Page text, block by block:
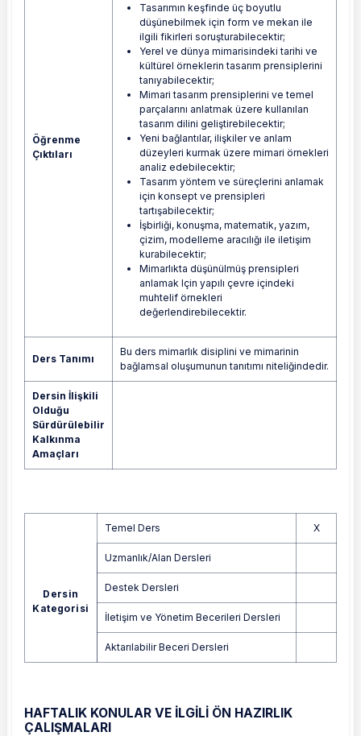
Öğrenme
Çıktıları
Tasarımın keşfinde üç boyutlu
düşünebilmek için form ve mekan ile
ilgili fikirleri soruşturabilecektir;
Yerel ve dünya mimarisindeki tarihi ve
kültürel örneklerin tasarım prensiplerini
tanıyabilecektir;
Mimari tasarım prensiplerini ve temel
parçalarını anlatmak üzere kullanılan
tasarım dilini geliştirebilecektir;
Yeni bağlantılar, ilişkiler ve anlam
düzeyleri kurmak üzere mimari örnekleri
analiz edebilecektir;
Tasarım yöntem ve süreçlerini anlamak
için konsept ve prensipleri
tartışabilecektir;
İşbirliği, konuşma, matematik, yazım,
çizim, modelleme aracılığı ile iletişim
kurabilecektir;
Mimarlıkta düşünülmüş prensipleri
anlamak Için yapılı çevre içindeki
muhtelif örnekleri
değerlendirebilecektir.
Ders Tanımı
Bu ders mimarlık disiplini ve mimarinin
bağlamsal oluşumunun tanıtımı niteliğindedir.
Dersin İlişkili
Olduğu
Sürdürülebilir
Kalkınma
Amaçları
Dersin
Kategorisi
Temel Ders X
Uzmanlık/Alan Dersleri
Destek Dersleri
İletişim ve Yönetim Becerileri Dersleri
Aktarılabilir Beceri Dersleri
HAFTALIK KONULAR VE İLGİLİ ÖN HAZIRLIK
ÇALIŞMALARI